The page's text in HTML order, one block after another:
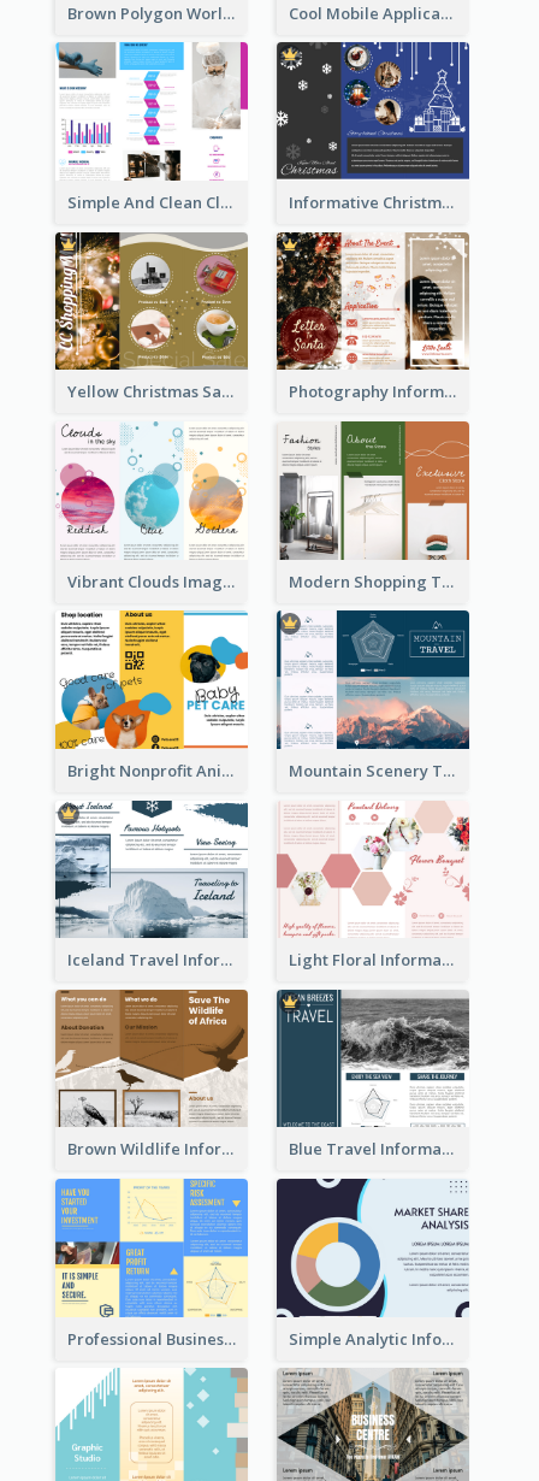
Brown Polygon World Malaria Day Brochure Cool Mobile Application Promotional Brochure Design
Simple And Clean Clinic Brochure Design Ideas Informative Christmas Brochure With Graphics And Photos
Yellow Christmas Sale Brochure With Images Of Products Photography Informative Christmas Event Brochure
Vibrant Clouds Imagery Tri Fold Brochure Modern Shopping Tri Fold Brochure
Bright Nonprofit Animal Care Tri Fold Brochure Mountain Scenery Tri Fold Brochure
Iceland Travel Informational Tri Fold Brochure Light Floral Informational Tri Fold Brochure
Brown Wildlife Informational Tri Fold Brochure Blue Travel Informational Tri Fold Brochure
Professional Business Informational Tri Fold Brochure Simple Analytic Informational Brochure